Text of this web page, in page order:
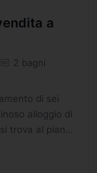
a
2 bagni
di sei
alloggio di
trova al piano